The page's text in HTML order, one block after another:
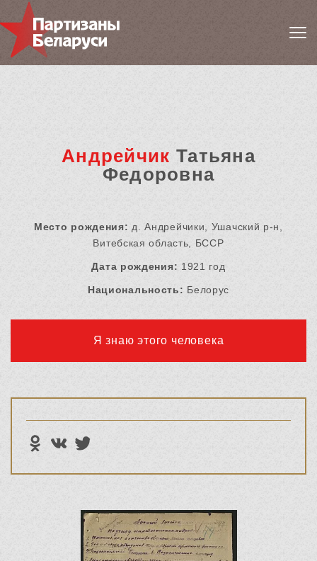
Андрейчик Татьяна
Федоровна
Место рождения: д. Андрейчики, Ушачский р-н,
Витебская область, БССР
Дата рождения: 1921 год
Национальность: Белорус
Я знаю этого человека